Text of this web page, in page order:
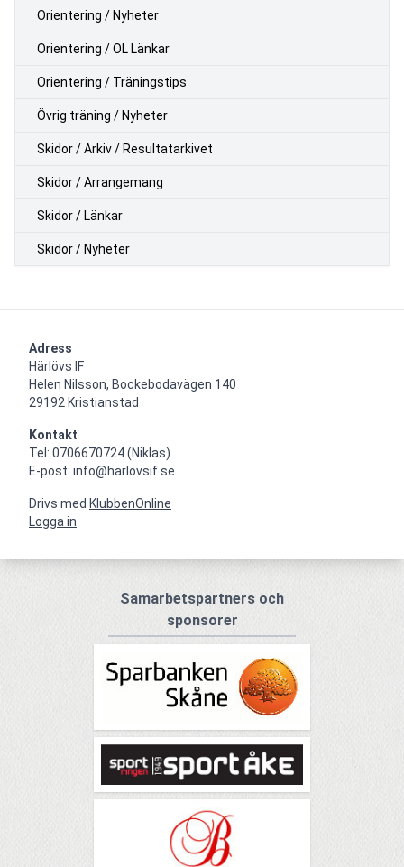
Orientering / Nyheter
Orientering / OL Länkar
Orientering / Träningstips
Övrig träning / Nyheter
Skidor / Arkiv / Resultatarkivet
Skidor / Arrangemang
Skidor / Länkar
Skidor / Nyheter
Adress
Härlövs IF
Helen Nilsson, Bockebodavägen 140
29192 Kristianstad
Kontakt
Tel: 0706670724 (Niklas)
E-post: info@harlovsif.se
Drivs med KlubbenOnline
Logga in
Samarbetspartners och
sponsorer